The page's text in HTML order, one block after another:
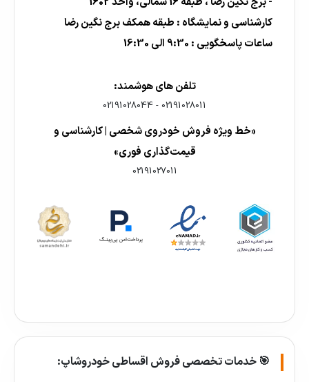
کارشناسی و نمایشگاه : طبقه همکف برج نگین رضا
ساعات پاسخگویی : 9:30 الی 16:30
تلفن های هوشمند:
02191028011
-
02191028044
«خط ویژه فروش خودروی شخصی | کارشناسی و
قیمت‌گذاری فوری»
02191027011
🎯 خدمات تخصصی فروش اقساطی خودروشاپ: